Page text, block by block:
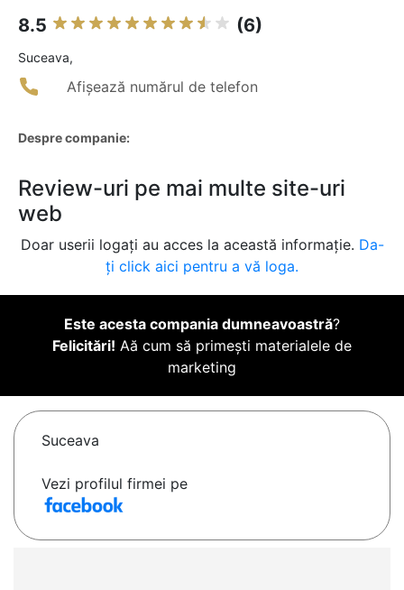
8.5 (6)
Suceava,
Afișează numărul de telefon
Despre companie:
Review-uri pe mai multe site-uri
web
Doar userii logați au acces la această informație. Da-
ți click aici pentru a vă loga.
Este acesta compania dumneavoastră?
Felicitări! Aă cum să primești materialele de
marketing
Suceava
Vezi profilul firmei pe